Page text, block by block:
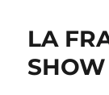
LA